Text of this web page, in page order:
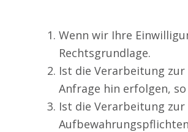
Wenn wir Ihre
Rechtsgrundlage.
Ist die Verarbeitung
Anfrage hin erfolgen, so
Ist die Verarbeitung